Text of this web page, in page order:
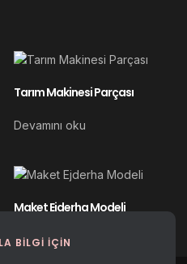
Tarım Makinesi Parçası
Devamını oku
Maket Ejderha Modeli
Devamını oku
BILGI IÇIN